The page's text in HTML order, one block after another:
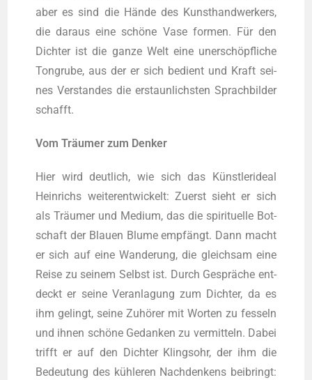
aber es sind die Hän­de des Kunst­hand­wer­kers,
die dar­aus eine schö­ne Vase for­men. Für den
Dich­ter ist die gan­ze Welt eine uner­schöpf­li­che
Ton­gru­be, aus der er sich bedient und Kraft sei­
nes Ver­stan­des die erstaun­lichs­ten Sprach­bil­der
schafft.
Vom Träu­mer zum Denker
Hier wird deut­lich, wie sich das Künst­ler­ide­al
Hein­richs wei­ter­ent­wi­ckelt: Zuerst sieht er sich
als Träu­mer und Medi­um, das die spi­ri­tu­el­le Bot­
schaft der Blau­en Blu­me emp­fängt. Dann macht
er sich auf eine Wan­de­rung, die gleich­sam eine
Rei­se zu sei­nem Selbst ist. Durch Gesprä­che ent­
deckt er sei­ne Ver­an­la­gung zum Dich­ter, da es
ihm gelingt, sei­ne Zuhö­rer mit Wor­ten zu fes­seln
und ihnen schö­ne Gedan­ken zu ver­mit­teln. Dabei
trifft er auf den Dich­ter Klings­ohr, der ihm die
Bedeu­tung des küh­le­ren Nach­den­kens bei­bringt: